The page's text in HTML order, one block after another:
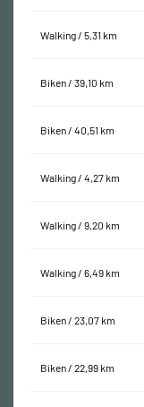
Walking / 5,31 km
Biken / 39,10 km
Biken / 40,51 km
Walking / 4,27 km
Walking / 9,20 km
Walking / 6,49 km
Biken / 23,07 km
Biken / 22,99 km